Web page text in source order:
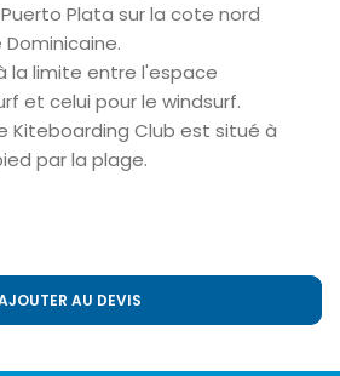
Plata sur la cote nord
Dominicaine.
la limite entre l'espace
et celui pour le windsurf.
Kiteboarding Club est situé à
par la plage.
AU DEVIS